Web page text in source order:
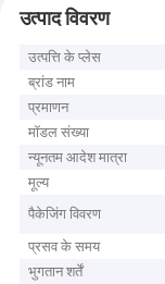
उत्पाद विवरण
उत्पत्ति के प्लेस
ब्रांड नाम
प्रमाणन
मॉडल संख्या
न्यूनतम आदेश मात्रा
मूल्य
पैकेजिंग विवरण
प्रसव के समय
भुगतान शर्तें